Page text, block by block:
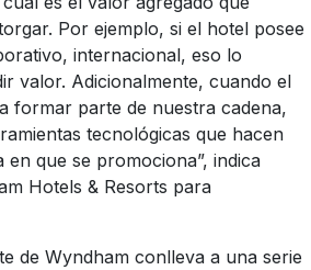
Por ejemplo, si el hotel posee
internacional, eso lo
valor. Adicionalmente, cuando el
formar parte de nuestra cadena,
tecnológicas que hacen
en que se promociona”, indica
Hotels & Resorts para
de Wyndham conlleva a una serie